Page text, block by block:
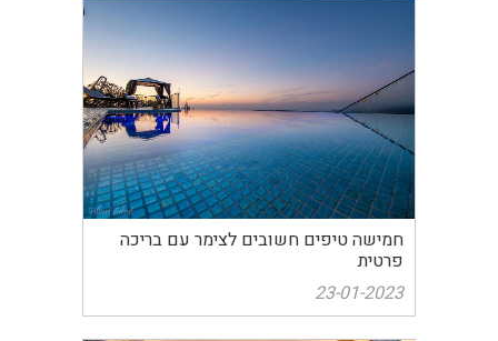
חמישה טיפים חשובים לצימר עם בריכה
פרטית
23-01-2023